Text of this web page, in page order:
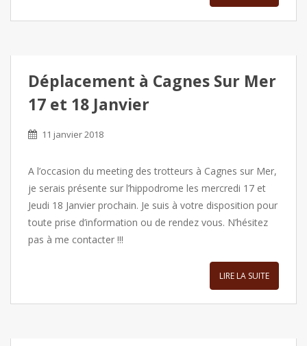
Déplacement à Cagnes Sur Mer
17 et 18 Janvier
11 janvier 2018
A l’occasion du meeting des trotteurs à Cagnes sur Mer,
je serais présente sur l’hippodrome les mercredi 17 et
Jeudi 18 Janvier prochain. Je suis à votre disposition pour
toute prise d’information ou de rendez vous. N’hésitez
pas à me contacter !!!
LIRE LA SUITE